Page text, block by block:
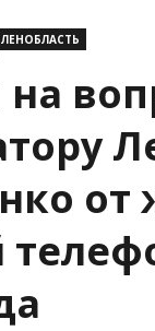
ЛЕНОБЛАСТЬ
от